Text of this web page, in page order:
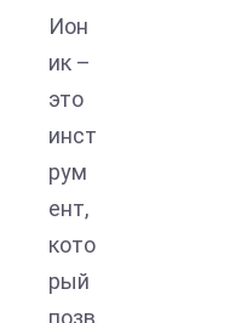
Ион
ик –
это
инст
рум
ент,
кото
рый
позв